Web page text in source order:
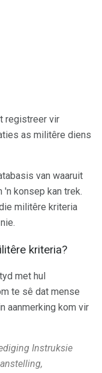
registreer vir
as militêre diens
van waaruit
konsep kan trek.
militêre kriteria
kriteria?
met hul
te sê dat mense
aanmerking kom vir
Instruksie